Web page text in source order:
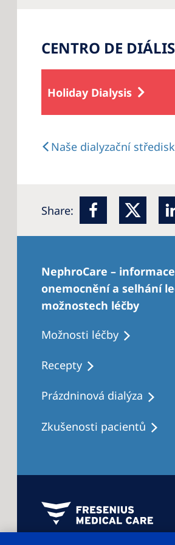
CENTRO DE
Holiday Dialysis
Naše dialyzační
Share:
NephroCare –
onemocnění a selhání
možnostech léčby
Možnosti léčby
Recepty
Prázdninová dialýza
Zkušenosti pacientů